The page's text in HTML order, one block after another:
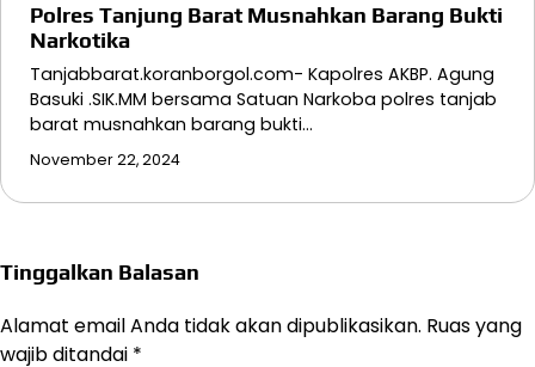
Polres Tanjung Barat Musnahkan Barang Bukti
Narkotika
Tanjabbarat.koranborgol.com- Kapolres AKBP. Agung
Basuki .SIK.MM bersama Satuan Narkoba polres tanjab
barat musnahkan barang bukti…
November 22, 2024
Tinggalkan Balasan
Alamat email Anda tidak akan dipublikasikan. Ruas yang
wajib ditandai *